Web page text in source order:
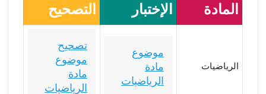
المادة الإختبار التصحيح
الرياضيات
موضوع
مادة
الرياضيات
تصحيح
موضوع
مادة
الرياضيات